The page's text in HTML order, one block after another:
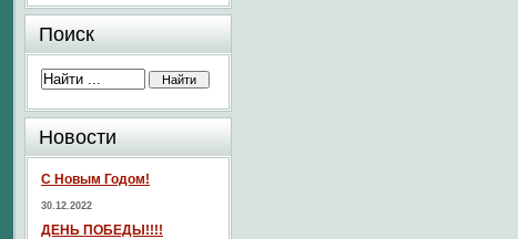
Поиск
Новости
С Новым Годом!
30.12.2022
ДЕНЬ ПОБЕДЫ!!!!